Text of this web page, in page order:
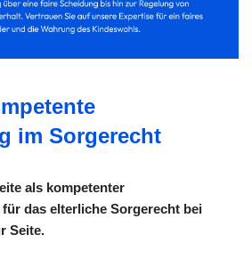
im Sorgerecht
als kompetenter
das elterliche Sorgerecht bei
Seite.